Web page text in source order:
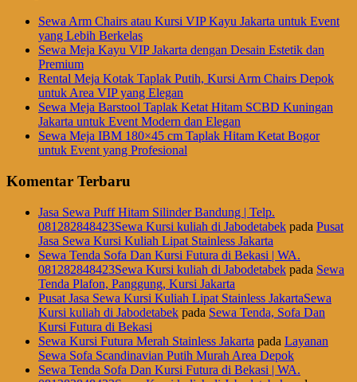
Sewa Arm Chairs atau Kursi VIP Kayu Jakarta untuk Event
yang Lebih Berkelas
Sewa Meja Kayu VIP Jakarta dengan Desain Estetik dan
Premium
Rental Meja Kotak Taplak Putih, Kursi Arm Chairs Depok
untuk Area VIP yang Elegan
Sewa Meja Barstool Taplak Ketat Hitam SCBD Kuningan
Jakarta untuk Event Modern dan Elegan
Sewa Meja IBM 180×45 cm Taplak Hitam Ketat Bogor
untuk Event yang Profesional
Komentar Terbaru
Jasa Sewa Puff Hitam Silinder Bandung | Telp.
081282848423Sewa Kursi kuliah di Jabodetabek pada Pusat
Jasa Sewa Kursi Kuliah Lipat Stainless Jakarta
Sewa Tenda Sofa Dan Kursi Futura di Bekasi | WA.
081282848423Sewa Kursi kuliah di Jabodetabek pada Sewa
Tenda Plafon, Panggung, Kursi Jakarta
Pusat Jasa Sewa Kursi Kuliah Lipat Stainless JakartaSewa
Kursi kuliah di Jabodetabek pada Sewa Tenda, Sofa Dan
Kursi Futura di Bekasi
Sewa Kursi Futura Merah Stainless Jakarta pada Layanan
Sewa Sofa Scandinavian Putih Murah Area Depok
Sewa Tenda Sofa Dan Kursi Futura di Bekasi | WA.